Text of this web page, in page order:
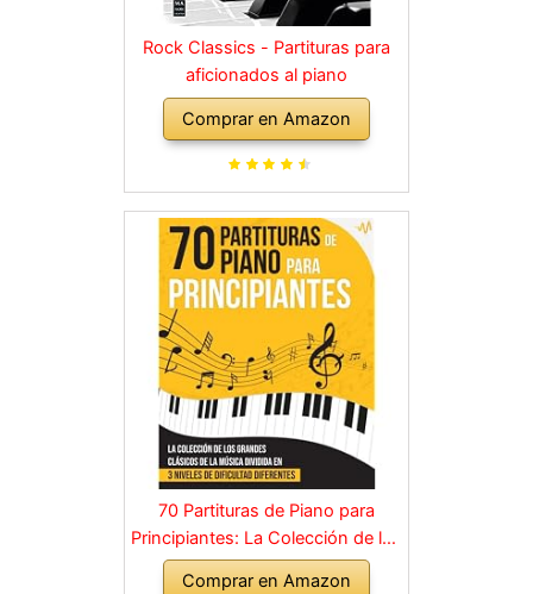
Rock Classics - Partituras para
aficionados al piano
Comprar en Amazon
70 Partituras de Piano para
Principiantes: La Colección de los
Grandes Clásicos de la Música
Comprar en Amazon